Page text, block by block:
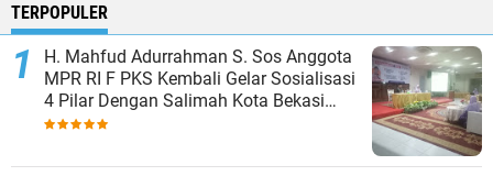
TERPOPULER
H. Mahfud Adurrahman S. Sos Anggota
MPR RI F PKS Kembali Gelar Sosialisasi
4 Pilar Dengan Salimah Kota Bekasi
pada Masa Reses